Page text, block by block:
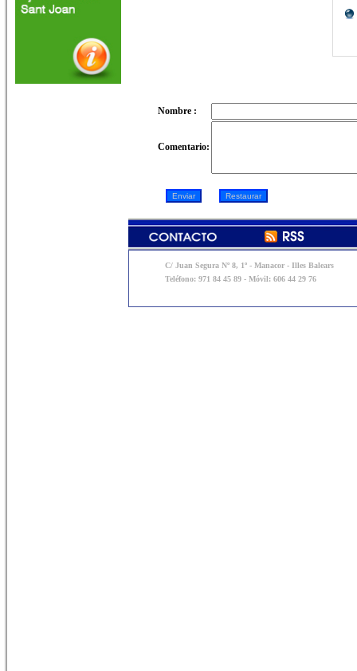
Nombre :
Comentario:
C/ Juan Segura Nº 8, 1º - Manacor - Illes Balears
Teléfono: 971 84 45 89 - Móvil: 606 44 29 76